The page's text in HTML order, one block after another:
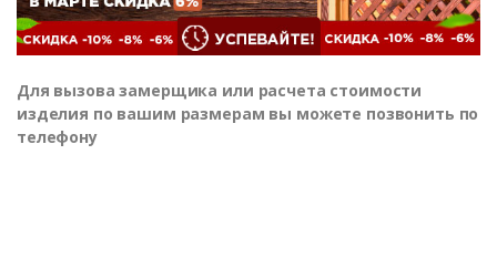
Для вызова замерщика или расчета стоимости
изделия по вашим размерам вы можете позвонить по
телефону